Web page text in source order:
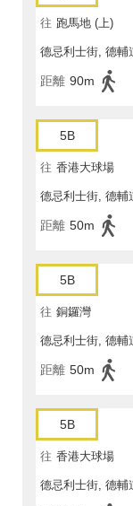
往 跑馬地 (上)
德忌利士街, 德輔
距離 90m
5B
往 香港大球場
德忌利士街, 德輔
距離 50m
5B
往 銅鑼灣
德忌利士街, 德輔
距離 50m
5B
往 香港大球場
德忌利士街, 德輔